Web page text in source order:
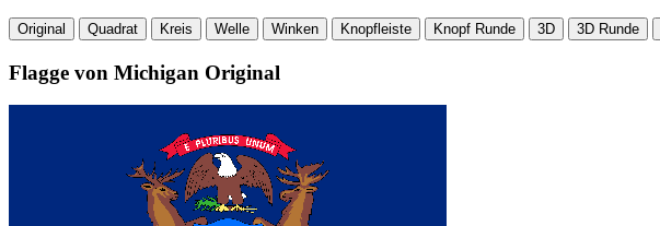
Original Quadrat Kreis Welle Winken Knopfleiste Knopf Runde 3D 3D Runde
Flagge von Michigan Original